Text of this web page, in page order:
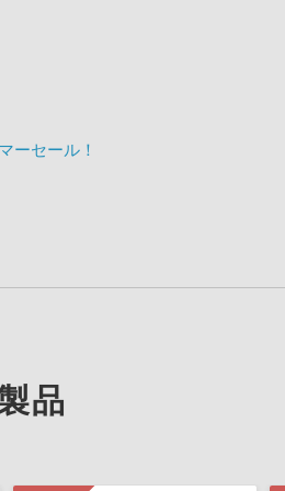
ーセール！
品